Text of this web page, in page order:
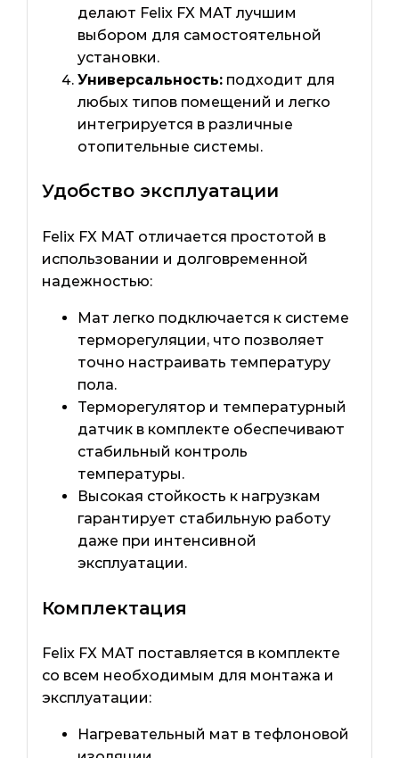
делают Felix FX MAT лучшим
выбором для самостоятельной
установки.
Универсальность:подходит для
любых типов помещений и легко
интегрируется в различные
отопительные системы.
Удобство эксплуатации
Felix FX MAT отличается простотой в
использовании и долговременной
надежностью:
Мат легко подключается к системе
терморегуляции, что позволяет
точно настраивать температуру
пола.
Терморегулятор и температурный
датчик в комплекте обеспечивают
стабильный контроль
температуры.
Высокая стойкость к нагрузкам
гарантирует стабильную работу
даже при интенсивной
эксплуатации.
Комплектация
Felix FX MAT поставляется в комплекте
со всем необходимым для монтажа и
эксплуатации:
Нагревательный мат в тефлоновой